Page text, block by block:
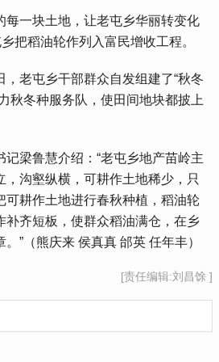
一块土地，让老屯乡华丽转变化
把稻油轮作列入富民增收工程。
老屯乡干部群众自发组建了“秋冬
秋冬种服务队，使田间地块都披上
梁鲁慧介绍：“老屯乡地产苗岭主
，沟壑纵横，可耕作土地稀少，只
可耕作土地进行春秋种植，稻油轮
补齐短板，使群众稻油满仓，在乡
”（熊庆来 侯真真 邰英 任年丰）
[责任编辑:刘昌馀 ]